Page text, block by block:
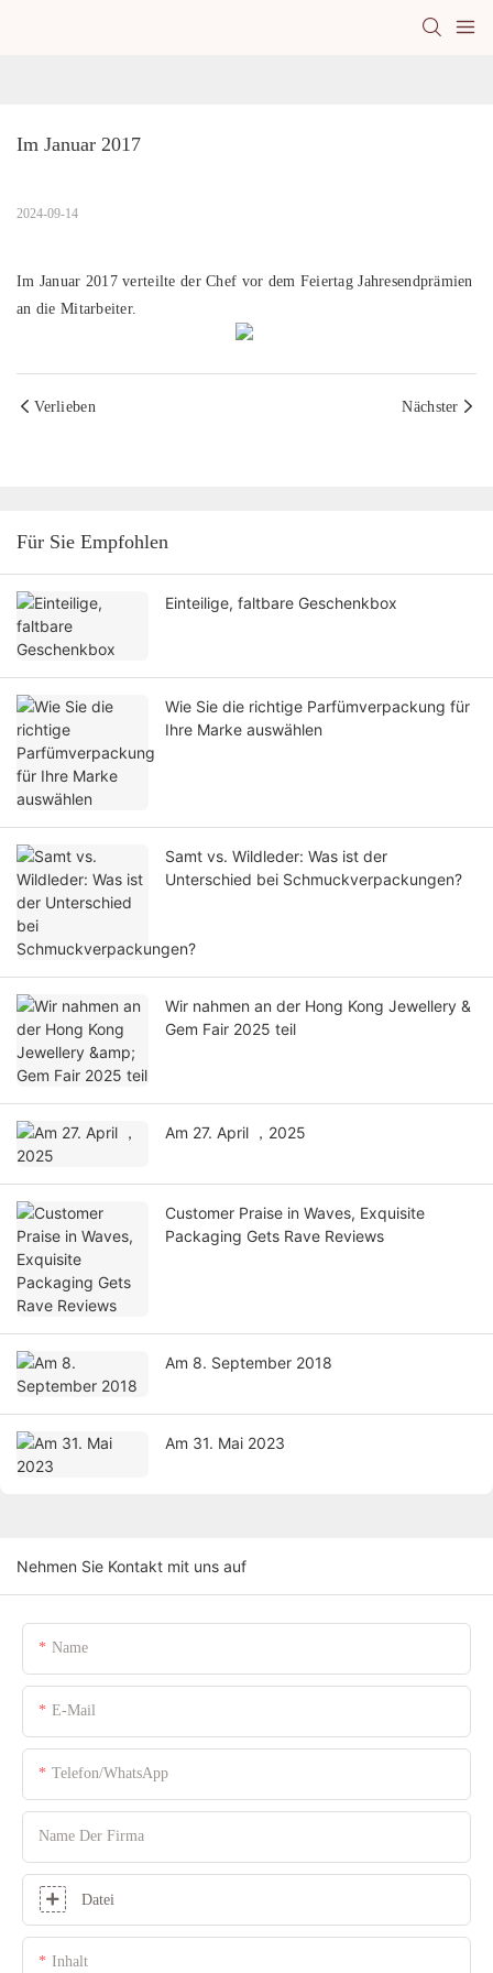
Im Januar 2017
2024-09-14
Im Januar 2017 verteilte der Chef vor dem Feiertag Jahresendprämien
an die Mitarbeiter.
Verlieben Nächster
Für Sie Empfohlen
Einteilige, faltbare Geschenkbox
Wie Sie die richtige Parfümverpackung für
Ihre Marke auswählen
Samt vs. Wildleder: Was ist der
Unterschied bei Schmuckverpackungen?
Wir nahmen an der Hong Kong Jewellery &
Gem Fair 2025 teil
Am 27. April ，2025
Customer Praise in Waves, Exquisite
Packaging Gets Rave Reviews
Am 8. September 2018
Am 31. Mai 2023
Nehmen Sie Kontakt mit uns auf
Name
E-Mail
Telefon/WhatsApp
Name Der Firma
Datei
Inhalt